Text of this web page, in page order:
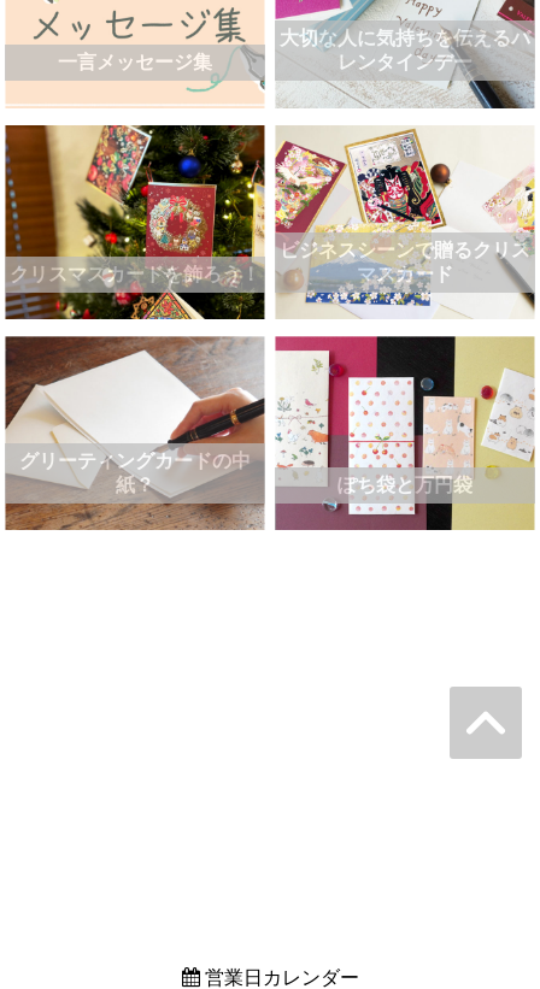
一言メッセージ集
大切な人に気持ちを伝えるバ
レンタインデー
クリスマスカードを飾ろう！
ビジネスシーンで贈るクリス
マスカード
グリーティングカードの中
紙？
ぽち袋と万円袋
営業日カレンダー